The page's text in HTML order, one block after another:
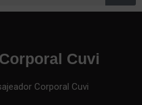
Cuvi
Corporal Cuvi